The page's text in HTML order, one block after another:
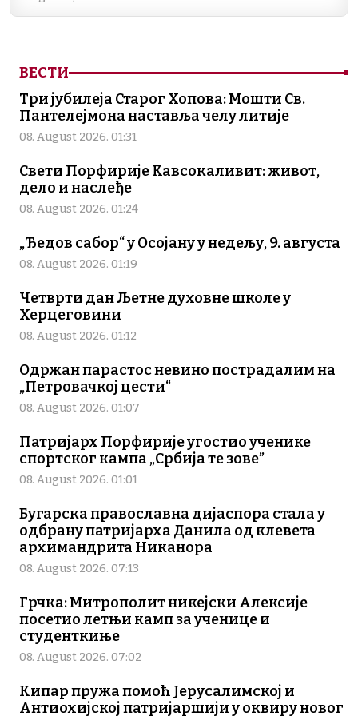
ВЕСТИ
Три јубилеја Старог Хопова: Мошти Св.
Пантелејмона наставља челу литије
08. August 2026. 01:31
Свети Порфирије Кавсокаливит: живот,
дело и наслеђе
08. August 2026. 01:24
„Ђедов сабор“ у Осојану у недељу, 9. августа
08. August 2026. 01:19
Четврти дан Љетне духовне школе у
Херцеговини
08. August 2026. 01:12
Одржан парастос невино пострадалим на
„Петровачкој цести“
08. August 2026. 01:07
Патријарх Порфирије угостио ученике
спортског кампа „Србија те зове”
08. August 2026. 01:01
Бугарска православна дијаспора стала у
одбрану патријарха Данила од клевета
архимандрита Никанора
08. August 2026. 07:13
Грчка: Митрополит никејски Алексије
посетио летњи камп за ученице и
студенткиње
08. August 2026. 07:02
Кипар пружа помоћ Јерусалимској и
Антиохијској патријаршији у оквиру новог